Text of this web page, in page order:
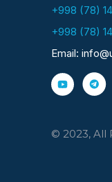
© 2023, All
+998 (78)
+998 (78)
Email: